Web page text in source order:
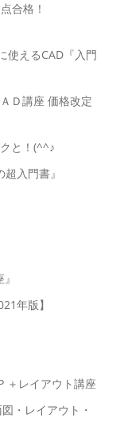
合格！
使えるCAD『入門
Ｄ講座 価格改定
と！(^^♪
入門書』
年版】
＋レイアウト講座
・レイアウト・